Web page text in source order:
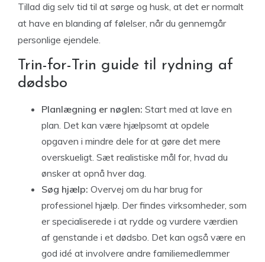
Tillad dig selv tid til at sørge og husk, at det er normalt
at have en blanding af følelser, når du gennemgår
personlige ejendele.
Trin-for-Trin guide til rydning af
dødsbo
Planlægning er nøglen: Start med at lave en
plan. Det kan være hjælpsomt at opdele
opgaven i mindre dele for at gøre det mere
overskueligt. Sæt realistiske mål for, hvad du
ønsker at opnå hver dag.
Søg hjælp: Overvej om du har brug for
professionel hjælp. Der findes virksomheder, som
er specialiserede i at rydde og vurdere værdien
af genstande i et dødsbo. Det kan også være en
god idé at involvere andre familiemedlemmer